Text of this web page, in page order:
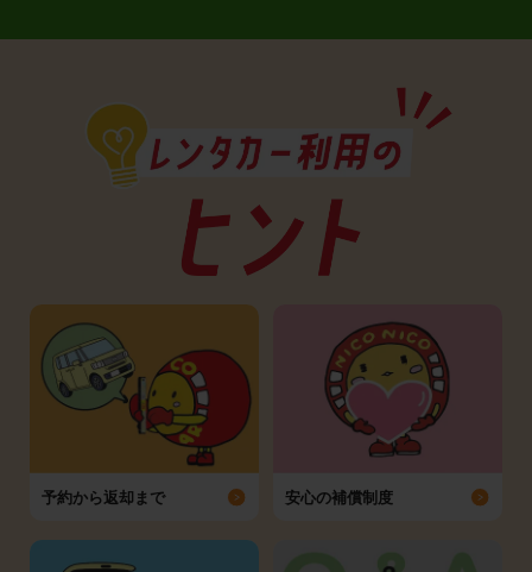
予約から返却まで 安心の補償制度